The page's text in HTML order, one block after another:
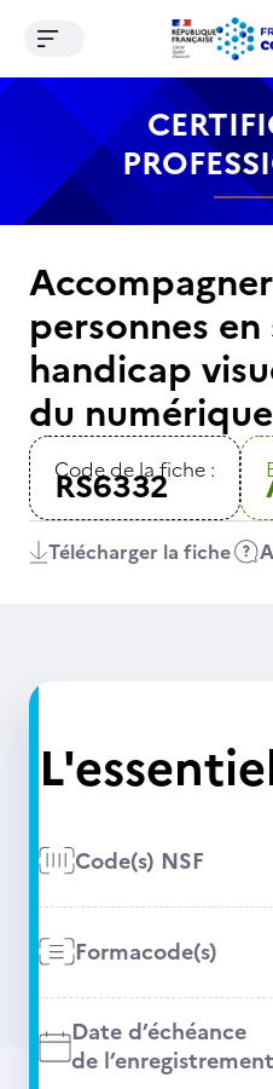
Contenu Recherche
Ouvrir le menu de
personnes
handicap
du numérique
Code de la fiche :
RS6332
Télécharger la fiche
Code(s) NSF
Formacode(s)
Date d’échéance
de l’enregistrement